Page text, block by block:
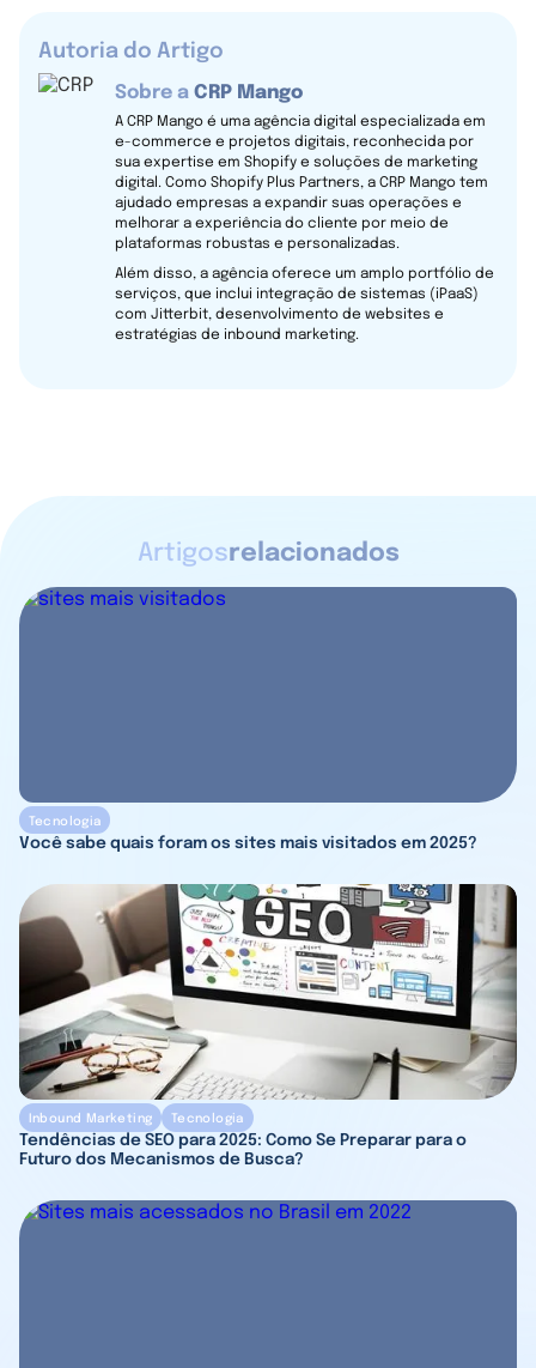
Autoria do Artigo
Sobre a CRP Mango
A CRP Mango é uma agência digital especializada em
e-commerce e projetos digitais, reconhecida por
sua expertise em Shopify e soluções de marketing
digital. Como Shopify Plus Partners, a CRP Mango tem
ajudado empresas a expandir suas operações e
melhorar a experiência do cliente por meio de
plataformas robustas e personalizadas.
Além disso, a agência oferece um amplo portfólio de
serviços, que inclui integração de sistemas (iPaaS)
com Jitterbit, desenvolvimento de websites e
estratégias de inbound marketing.
Artigosrelacionados
Tecnologia
Você sabe quais foram os sites mais visitados em 2025?
Inbound Marketing Tecnologia
Tendências de SEO para 2025: Como Se Preparar para o
Futuro dos Mecanismos de Busca?